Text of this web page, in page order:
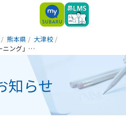
熊本県
大津校
4/20(日) 「小６スペシャルトレーニング」お申し込み受付中！
知らせ